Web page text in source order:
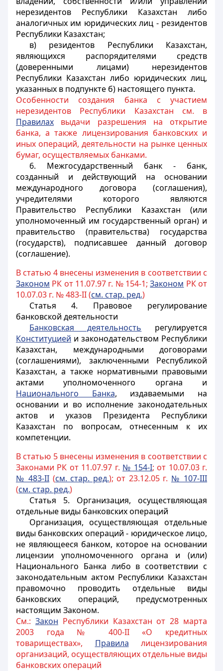
нерезидентов Республики Казахстан либо
аналогичных им юридических лиц - резидентов
Республики Казахстан;
в) резидентов Республики Казахстан,
являющихся распорядителями средств
(доверенными лицами) нерезидентов
Республики Казахстан либо юридических лиц,
указанных в подпункте б) настоящего пункта.
Особенности создания банка с участием
нерезидентов Республики Казахстан см. в
Правилах выдачи разрешения на открытие
банка, а также лицензирования банковских и
иных операций, деятельности на рынке ценных
бумаг, осуществляемых банками.
6. Межгосударственный банк - банк,
созданный и действующий на основании
международного договора (соглашения),
учредителями которого являются
Правительство Республики Казахстан (или
уполномоченный им государственный орган) и
правительство (правительства) государства
(государств), подписавшее данный договор
(соглашение).
В статью 4 внесены изменения в соответствии с
Законом РК от 11.07.97 г. № 154-1;Законом РК от
10.07.03 г. № 483-II (см. стар. ред.)
Статья 4. Правовое регулирование
банковской деятельности
Банковская деятельность регулируется
Конституцией и законодательством Республики
Казахстан, международными договорами
(соглашениями), заключенными Республикой
Казахстан, а также нормативными правовыми
актами уполномоченного органа и
Национального Банка, издаваемыми на
основании и во исполнение законодательных
актов и указов Президента Республики
Казахстан по вопросам, отнесенным к их
компетенции.
В статью 5 внесены изменения в соответствии с
Законами РК от 11.07.97 г. № 154-I; от 10.07.03 г.
№ 483-II (см. стар. ред.); от 23.12.05 г. № 107-III
(см. стар. ред.)
Статья 5. Организация, осуществляющая
отдельные виды банковских операций
Организация, осуществляющая отдельные
виды банковских операций - юридическое лицо,
не являющееся банком, которое на основании
лицензии уполномоченного органа и (или)
Национального Банка либо в соответствии с
законодательным актом Республики Казахстан
правомочно проводить отдельные виды
банковских операций, предусмотренных
настоящим Законом.
См.: Закон Республики Казахстан от 28 марта
2003 года № 400-II «О кредитных
товариществах», Правила лицензирования
организаций, осуществляющих отдельные виды
банковских операций